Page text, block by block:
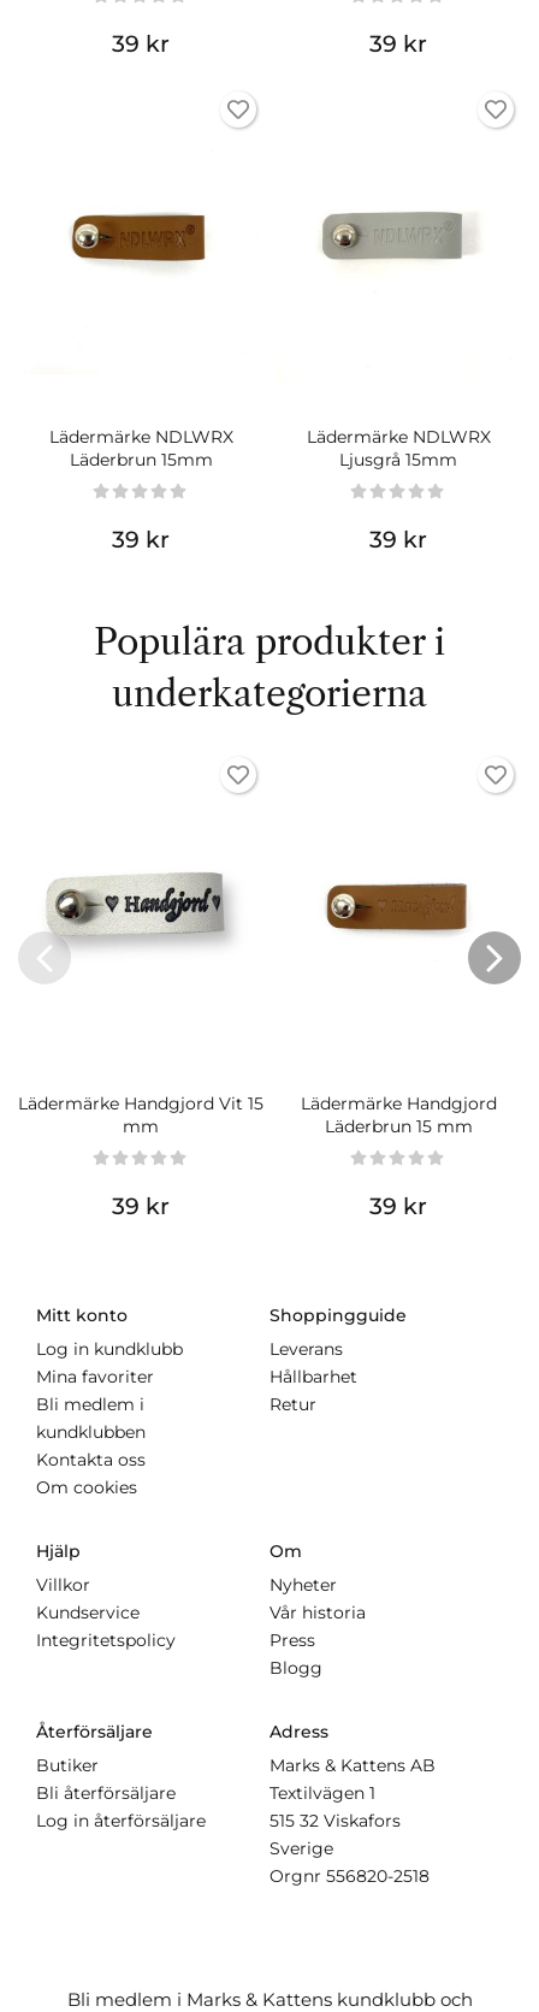
39 kr 39 kr
Lädermärke NDLWRX
Läderbrun 15mm
39 kr
Lädermärke NDLWRX
Ljusgrå 15mm
39 kr
Populära produkter i
underkategorierna
Lädermärke Handgjord Vit 15
mm
39 kr
Lädermärke Handgjord
Läderbrun 15 mm
39 kr
Mitt konto
Log in kundklubb
Mina favoriter
Bli medlem i
kundklubben
Kontakta oss
Om cookies
Shoppingguide
Leverans
Hållbarhet
Retur
Hjälp
Villkor
Kundservice
Integritetspolicy
Om
Nyheter
Vår historia
Press
Blogg
Återförsäljare
Butiker
Bli återförsäljare
Log in återförsäljare
Adress
Marks & Kattens AB
Textilvägen 1
515 32 Viskafors
Sverige
Orgnr 556820-2518
Bli medlem i Marks & Kattens kundklubb och